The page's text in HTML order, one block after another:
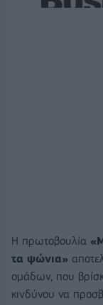
Η πρωτοβουλία
τα ψώνια»
ομάδων, που
κινδύνου να